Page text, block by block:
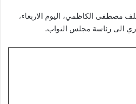
مصطفى الكاظمي، اليوم الاربعاء،
الى رئاسة مجلس النواب.